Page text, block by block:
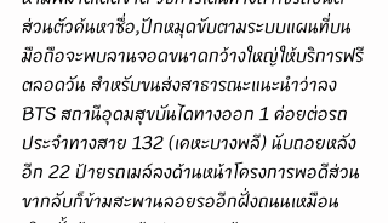
ส่วนตัวค้นหาชื่อ,ปักหมุดขับตามระบบแผนที่บน
มือถือจะพบลานจอดขนาดกว้างใหญ่ให้บริการฟรี
ตลอดวัน สำหรับขนส่งสาธารณะแนะนำว่าลง
BTS สถานีอุดมสุขบันไดทางออก 1 ค่อยต่อรถ
ประจำทางสาย 132 (เคหะบางพลี) นับถอยหลัง
อีก 22 ป้ายรถเมล์ลงด้านหน้าโครงการพอดีส่วน
ขากลับก็ข้ามสะพานลอยรออีกฝั่งถนนเหมือน